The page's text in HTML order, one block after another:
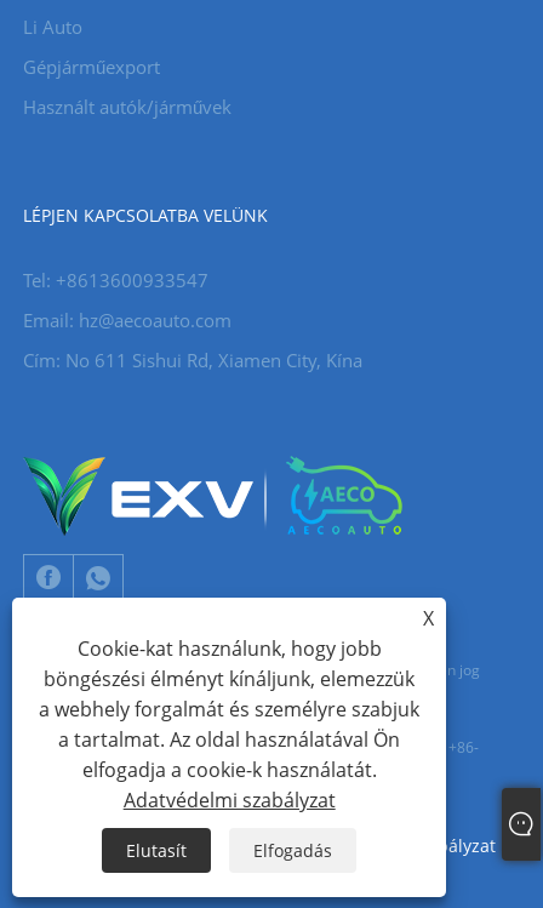
Li Auto
Gépjárműexport
Használt autók/járművek
LÉPJEN KAPCSOLATBA VELÜNK
Tel: +8613600933547
Email: hz@aecoauto.com
Cím: No 611 Sishui Rd, Xiamen City, Kína
Copyright © 2024 Xiamen Aecoauto Technology Co., Ltd. Minden jog
fenntartva.
WEBOLDAL TECHNIKAI TÁMOGATÁS:TIANYU HÁLÓZATJack Lin: +86-
Sitemap XML Adatvédelmi szabályzat
X
Cookie-kat használunk, hogy jobb
böngészési élményt kínáljunk, elemezzük
a webhely forgalmát és személyre szabjuk
a tartalmat. Az oldal használatával Ön
elfogadja a cookie-k használatát.
Adatvédelmi szabályzat
Elutasít Elfogadás